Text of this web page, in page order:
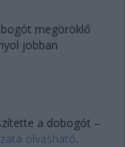
megöröklő
jobban
a dobogót –
olvasható.